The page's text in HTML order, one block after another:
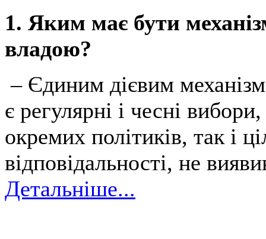
1. Яким має бути
владою?
– Єдиним дієвим
є регулярні і чесні
окремих політиків, так і
відповідальності, не
Детальніше...